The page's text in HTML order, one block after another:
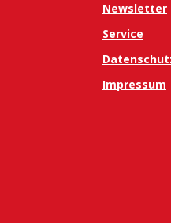
Newsletter
Service
Impressum